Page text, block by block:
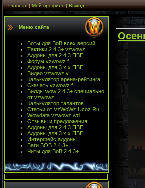
Главная|Мой профиль|Выход
Меню сайта
Боты для ВоВ всех версий
Тактики 2.4.3+ vzwowz
Аддоны для 2.4.3 ПВЕ
Форум vzwowz f
Аддоны для 3.х.х ПВП
Видео vzwowz v
Калькулятор арена-рейтинга
Скачать vzwowz f
Билды wow 2.4.3+ специально
от vzwowz
Калькулятор талантов
Статьи от VzWoWz.Ucoz.Ru
Wowdata vzwowz wd
Отзывы и предложения
Аддоны для 2.4.3 ПВП
Аддоны для 3.х.х ПВЕ
Интерфейс аддоны
Баги ВОВ 2.4.3+
Читы для ВоВ 2.4.3+